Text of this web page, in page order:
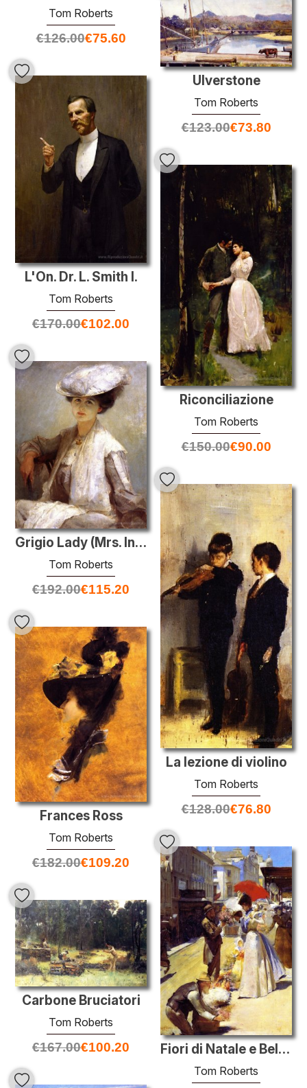
Tom Roberts
€126.00€75.60
Ulverstone
Tom Roberts
€123.00€73.80
L'On. Dr. L. Smith I.
Tom Roberts
€170.00€102.00
Riconciliazione
Tom Roberts
€150.00€90.00
Grigio Lady (Mrs. Ince)
Tom Roberts
€192.00€115.20
La lezione di violino
Tom Roberts
€128.00€76.80
Frances Ross
Tom Roberts
€182.00€109.20
Fiori di Natale e Belles Natale
Tom Roberts
Carbone Bruciatori
Tom Roberts
€167.00€100.20